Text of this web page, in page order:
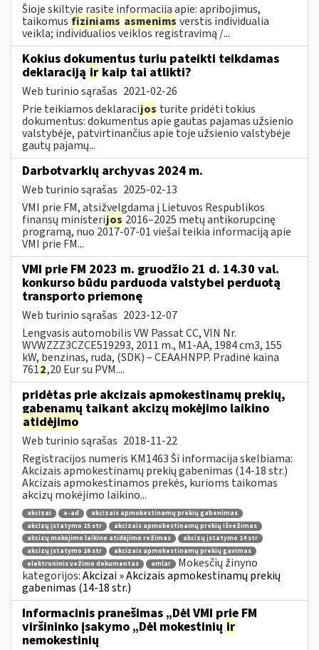
Šioje skiltyje rasite informaciją apie: apribojimus,
taikomus fiziniams asmenims verstis individualia
veikla; individualios veiklos registravimą /...
Kokius dokumentus turiu pateikti teikdamas
deklaraciją ir kaip tai atlikti?
Web turinio sąrašas 2021-02-26
Prie teikiamos deklaracijos turite pridėti tokius
dokumentus: dokumentus apie gautas pajamas užsienio
valstybėje, patvirtinančius apie toje užsienio valstybėje
gautų pajamų...
Darbotvarkių archyvas 2024 m.
Web turinio sąrašas 2025-02-13
VMI prie FM, atsižvelgdama į Lietuvos Respublikos
finansų ministerijos 2016–2025 metų antikorupcinę
programą, nuo 2017-07-01 viešai teikia informaciją apie
VMI prie FM...
VMI prie FM 2023 m. gruodžio 21 d. 14.30 val.
konkurso būdu parduoda valstybei perduotą
transporto priemonę
Web turinio sąrašas 2023-12-07
Lengvasis automobilis VW Passat CC, VIN Nr.
WVWZZZ3CZCE519293, 2011 m., M1-AA, 1984 cm3, 155
kW, benzinas, ruda, (SDK) – CEAAHNPP. Pradinė kaina
7612,20 Eur su PVM....
pridėtas prie akcizais apmokestinamų prekių,
gabenamų taikant akcizų mokėjimo laikino
atidėjimo
Web turinio sąrašas 2018-11-22
Registracijos numeris KM1463 Ši informacija skelbiama:
Akcizais apmokestinamų prekių gabenimas (14-18 str.)
Akcizais apmokestinamos prekės, kurioms taikomas
akcizų mokėjimo laikino...
akcizai e-ad
akcizais apmokestinamų prekių gabenimas
akcizų įstatymo 15 str
akcizais apmokestinamų prekių išvežimas
akcizų mokėjimo laikino atidėjimo režimas
akcizų įstatymo 14 str
akcizų įstatymo 16 str
akcizais apmokestinamų prekių gavimas
elektroninis vežimo dokumentas
amlar
Mokesčių žinyno
kategorijos:Akcizai » Akcizais apmokestinamų prekių
gabenimas (14-18 str.)
Informacinis pranešimas „Dėl VMI prie FM
viršininko įsakymo „Dėl mokestinių ir
nemokestinių